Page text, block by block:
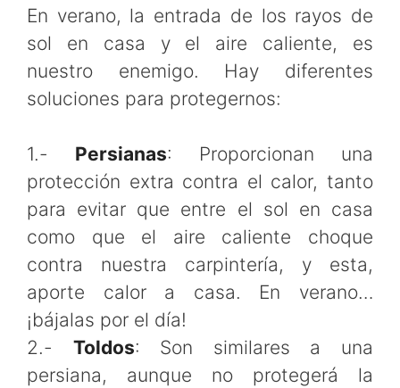
En verano, la entrada de los rayos de
sol en casa y el aire caliente, es
nuestro enemigo. Hay diferentes
soluciones para protegernos:
1.- Persianas: Proporcionan una
protección extra contra el calor, tanto
para evitar que entre el sol en casa
como que el aire caliente choque
contra nuestra carpintería, y esta,
aporte calor a casa. En verano…
¡bájalas por el día!
2.- Toldos: Son similares a una
persiana, aunque no protegerá la